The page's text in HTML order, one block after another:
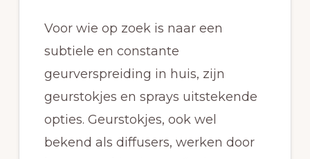
Voor wie op zoek is naar een
subtiele en constante
geurverspreiding in huis, zijn
geurstokjes en sprays uitstekende
opties. Geurstokjes, ook wel
bekend als diffusers, werken door